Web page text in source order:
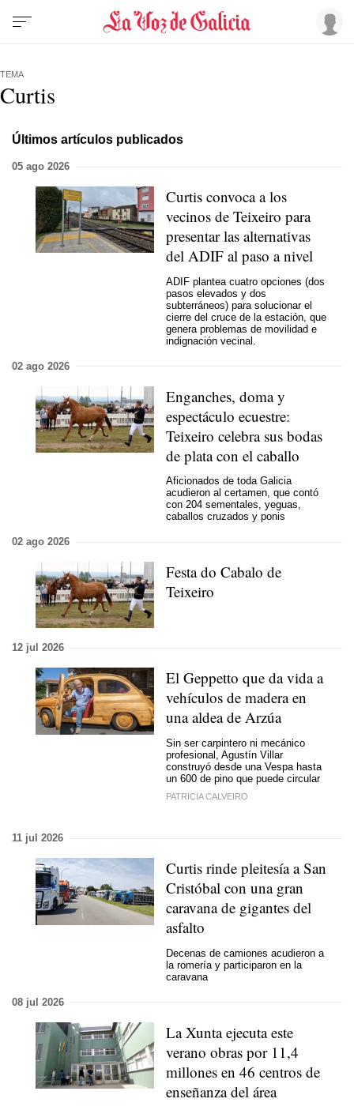
TEMA
Curtis
Últimos artículos publicados
05 ago 2026
Curtis convoca a los
vecinos de Teixeiro para
presentar las alternativas
del ADIF al paso a nivel
ADIF plantea cuatro opciones (dos
pasos elevados y dos
subterráneos) para solucionar el
cierre del cruce de la estación, que
genera problemas de movilidad e
indignación vecinal.
02 ago 2026
Enganches, doma y
espectáculo ecuestre:
Teixeiro celebra sus bodas
de plata con el caballo
Aficionados de toda Galicia
acudieron al certamen, que contó
con 204 sementales, yeguas,
caballos cruzados y ponis
02 ago 2026
Festa do Cabalo de
Teixeiro
12 jul 2026
El Geppetto que da vida a
vehículos de madera en
una aldea de Arzúa
Sin ser carpintero ni mecánico
profesional, Agustín Villar
construyó desde una Vespa hasta
un 600 de pino que puede circular
PATRICIA CALVEIRO
11 jul 2026
Curtis rinde pleitesía a San
Cristóbal con una gran
caravana de gigantes del
asfalto
Decenas de camiones acudieron a
la romería y participaron en la
caravana
08 jul 2026
La Xunta ejecuta este
verano obras por 11,4
millones en 46 centros de
enseñanza del área